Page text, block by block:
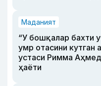
Маданият
“У бошқалар бахти
умр отасини кутган
устаси Римма
ҳаёти